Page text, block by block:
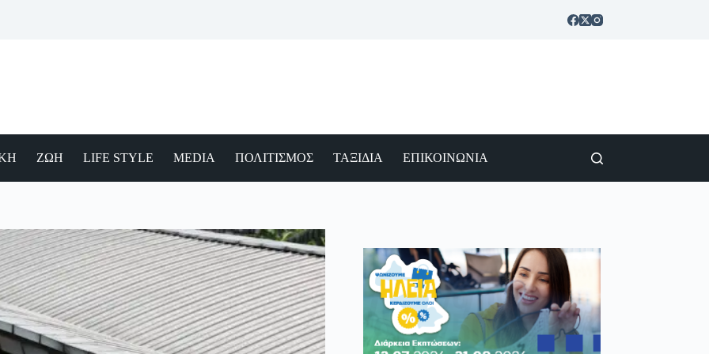
ΖΩΗ LIFE STYLE MEDIA ΠΟΛΙΤΙΣΜΟΣ ΤΑΞΙΔΙΑ ΕΠΙΚΟΙΝΩΝΙΑ